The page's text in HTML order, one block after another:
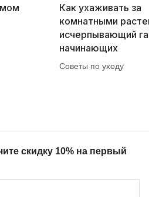
Как ухаживать за
комнатными
исчерпывающий
начинающих
Советы по уходу
скидку 10% на первый